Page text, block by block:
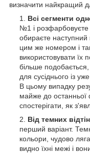
визначити найкращий
Всі сегменти
№1 і розфарбовуєте
обираєте наступний
цим же номером і
використовувати їх
більше
для сусіднього із
В цьому випадку
майже до
спостерігати, як
Від темних
перший варіант.
кольори, чудово
видно їхні межі і